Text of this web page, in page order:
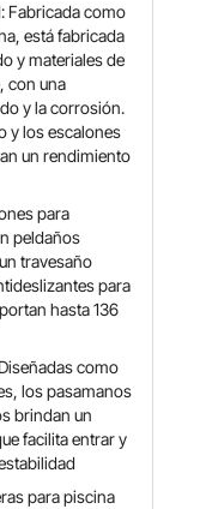
Fabricada como
está fabricada
y materiales de
con una
y la corrosión.
y los escalones
un rendimiento
para
peldaños
travesaño
para
hasta 136
como
los pasamanos
brindan un
facilita entrar y
para piscina